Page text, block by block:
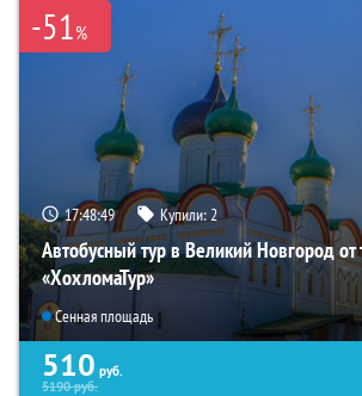
-51%
17:48:48 Купили:2
Автобусный тур в Великий Новгород от
«ХохломаТур»
Сенная площадь
510 руб.
5190руб.